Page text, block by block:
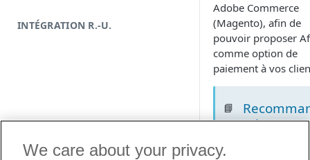
INTÉGRATION R.-U.
Adobe Commerce
(Magento), afin de
pouvoir proposer
comme option de
paiement à vos
📘
ations
We care about your privacy.